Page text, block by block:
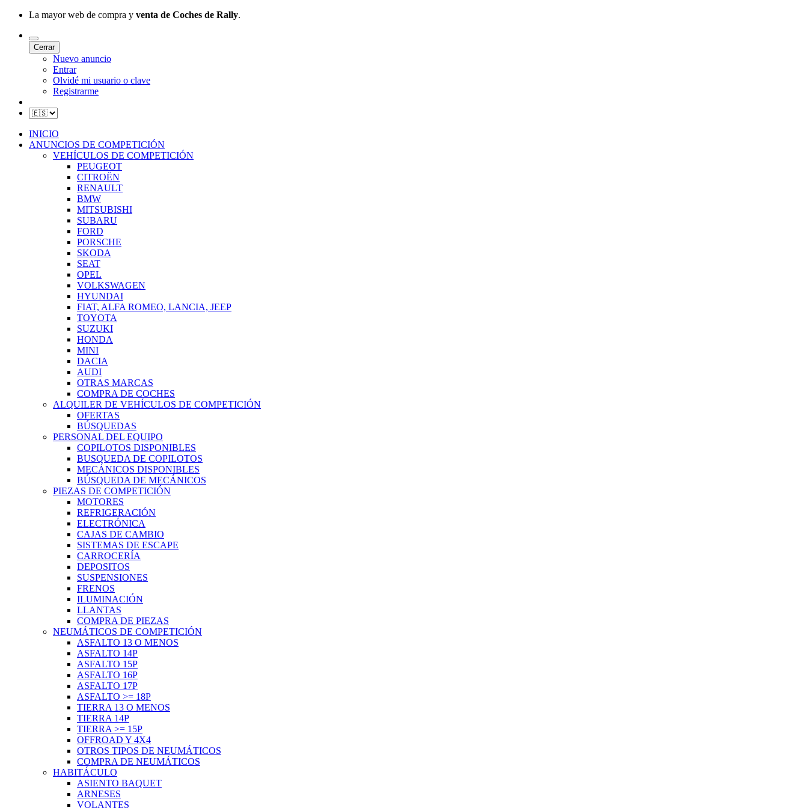
La mayor web de compra y venta de Coches de Rally.
Cerrar
Nuevo anuncio
Entrar
Olvidé mi usuario o clave
Registrarme
INICIO
ANUNCIOS DE COMPETICIÓN
VEHÍCULOS DE COMPETICIÓN
PEUGEOT
CITROËN
RENAULT
BMW
MITSUBISHI
SUBARU
FORD
PORSCHE
SKODA
SEAT
OPEL
VOLKSWAGEN
HYUNDAI
FIAT, ALFA ROMEO, LANCIA, JEEP
TOYOTA
SUZUKI
HONDA
MINI
DACIA
AUDI
OTRAS MARCAS
COMPRA DE COCHES
ALQUILER DE VEHÍCULOS DE COMPETICIÓN
OFERTAS
BÚSQUEDAS
PERSONAL DEL EQUIPO
COPILOTOS DISPONIBLES
BUSQUEDA DE COPILOTOS
MECÁNICOS DISPONIBLES
BÚSQUEDA DE MECÁNICOS
PIEZAS DE COMPETICIÓN
MOTORES
REFRIGERACIÓN
ELECTRÓNICA
CAJAS DE CAMBIO
SISTEMAS DE ESCAPE
CARROCERÍA
DEPOSITOS
SUSPENSIONES
FRENOS
ILUMINACIÓN
LLANTAS
COMPRA DE PIEZAS
NEUMÁTICOS DE COMPETICIÓN
ASFALTO 13 O MENOS
ASFALTO 14P
ASFALTO 15P
ASFALTO 16P
ASFALTO 17P
ASFALTO >= 18P
TIERRA 13 O MENOS
TIERRA 14P
TIERRA >= 15P
OFFROAD Y 4X4
OTROS TIPOS DE NEUMÁTICOS
COMPRA DE NEUMÁTICOS
HABITÁCULO
ASIENTO BAQUET
ARNESES
VOLANTES